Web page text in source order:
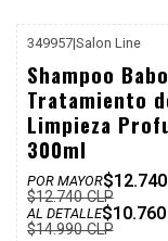
Dcto
349957|Salon Line
Shampoo
Tratamiento
Limpieza
300ml
POR MAYOR
$12.740 CLP
AL DETALLE
$14.990 CLP